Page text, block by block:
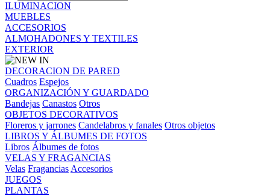
ILUMINACION
MUEBLES
ACCESORIOS
ALMOHADONES Y TEXTILES
EXTERIOR
DECORACION DE PARED
Cuadros Espejos
ORGANIZACIÓN Y GUARDADO
Bandejas Canastos Otros
OBJETOS DECORATIVOS
Floreros y jarrones Candelabros y fanales Otros objetos
LIBROS Y ÁLBUMES DE FOTOS
Libros Álbumes de fotos
VELAS Y FRAGANCIAS
Velas Fragancias Accesorios
JUEGOS
PLANTAS